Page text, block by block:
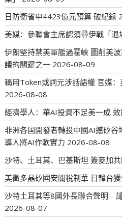
日防衛省申4423億元預算 破紀錄
美媒：參聯會主席認須尋伊戰「退
伊朗堅持禁美軍艦過霍峽 圖削美
議的關鍵之一 2026-08-09
稱用Token或詞元涉話語權 官媒
2026-08-08
經濟學人：華AI投資不足美一成
非洲各国開發者轉投中國AI撼矽
導人將AI作軟實力 2026-08-08
沙特、土耳其、巴基斯坦 簽麥加
美徵多晶矽國安關稅制華 日韓台
沙特土耳其等8國外長聯合聲明
2026-08-07